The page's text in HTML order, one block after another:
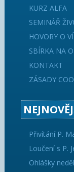
KURZ ALFA
SEMINÁŘ
HOVORY O
SBÍRKA NA
KONTAKT
ZÁSADY
Přivítání P.
Loučení s P.
Ohlášky